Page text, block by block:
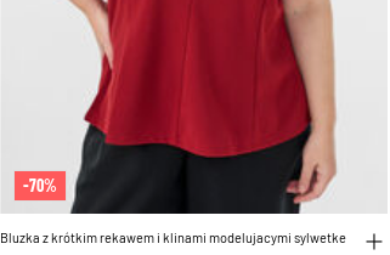
-70%
Bluzka z krótkim rekawem i klinami modelujacymi sylwetke